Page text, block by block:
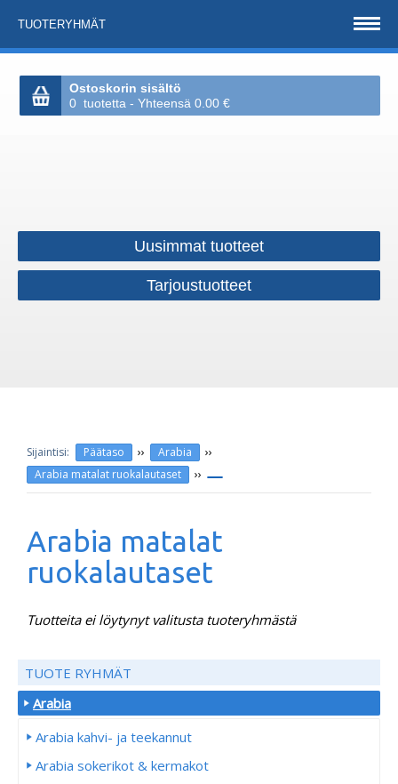
TUOTERYHMÄT
Ostoskorin sisältö
0 tuotetta - Yhteensä 0.00 €
Uusimmat tuotteet
Tarjoustuotteet
Päätaso ›› Arabia ››
Arabia matalat ruokalautaset ››
Arabia matalat
ruokalautaset
Tuotteita ei löytynyt valitusta tuoteryhmästä
TUOTE RYHMÄT
Arabia
Arabia kahvi- ja teekannut
Arabia sokerikot & kermakot